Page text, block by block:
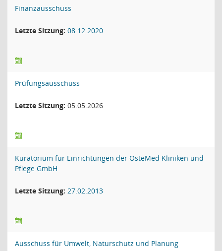
Finanzausschuss
Letzte Sitzung: 08.12.2020
Prüfungsausschuss
Letzte Sitzung: 05.05.2026
Kuratorium für Einrichtungen der OsteMed Kliniken und
Pflege GmbH
Letzte Sitzung: 27.02.2013
Ausschuss für Umwelt, Naturschutz und Planung